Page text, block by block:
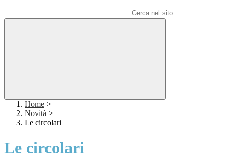
Home >
Novità >
Le circolari
Le circolari